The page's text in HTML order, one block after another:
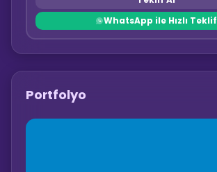
WhatsApp ile Hızlı Teklif
Portfolyo